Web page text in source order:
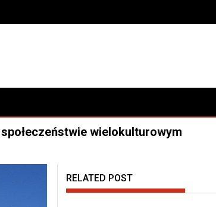
płatności, rezerwacje i zwiedzanie
wielokulturowym
RELATED POST